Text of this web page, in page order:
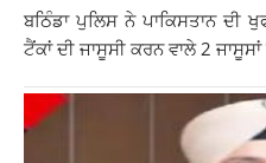
ਬਠਿੰਡਾ ਪੁਲਿਸ ਨੇ ਪਾਕਿਸਤਾਨ
ਟੈਂਕਾਂ ਦੀ ਜਾਸੂਸੀ ਕਰਨ ਵਾਲੇ 2